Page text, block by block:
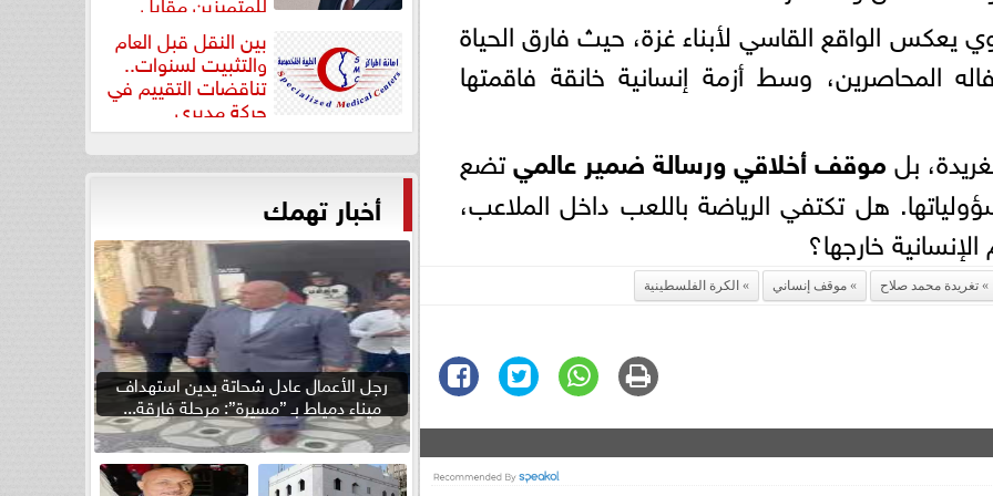
يعكس الواقع القاسي لأبناء غزة، حيث فارق الحياة
المحاصرين، وسط أزمة إنسانية خانقة فاقمتها
بلموقف أخلاقي ورسالة ضمير عالميتضع
هل تكتفي الرياضة باللعب داخل الملاعب،
خارجها؟
تغريدة محمد صلاح موقف إنساني الكرة الفلسطينية
بين النقل قبل العام
والتثبيت لسنوات..
تناقضات التقييم في
حركة مديري
”مستشفيات...
أخبار تهمك
رجل الأعمال عادل شحاتة يدين استهداف
ميناء دمياط بـ ”مسيرة”: مرحلة فارقة...